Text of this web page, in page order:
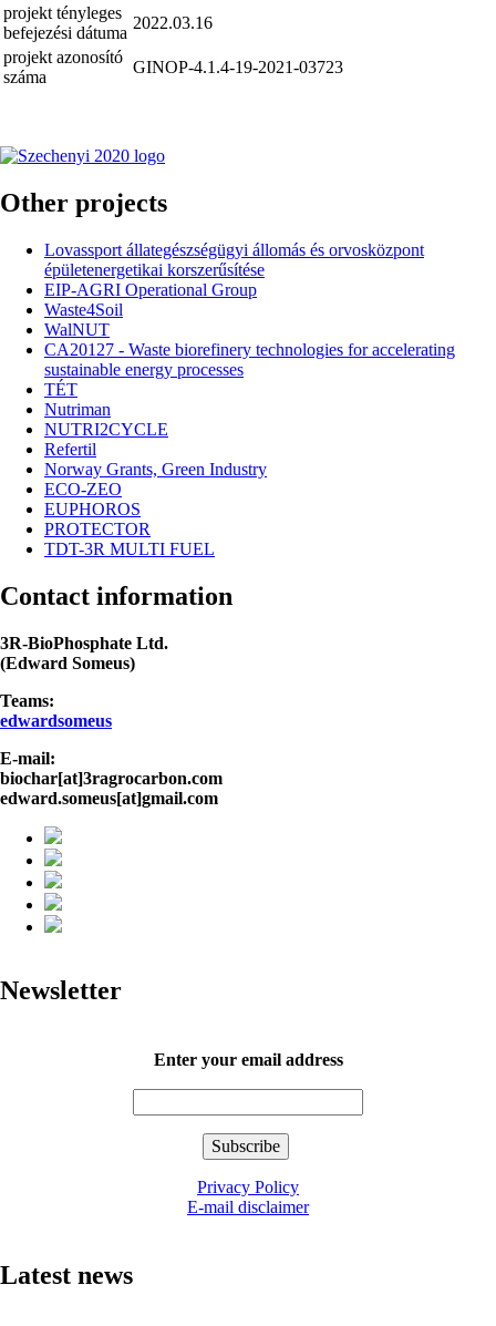
projekt tényleges
befejezési dátuma
2022.03.16
projekt azonosító
száma
GINOP-4.1.4-19-2021-03723
Other projects
Lovassport állategészségügyi állomás és orvosközpont
épületenergetikai korszerűsítése
EIP-AGRI Operational Group
Waste4Soil
WalNUT
CA20127 - Waste biorefinery technologies for accelerating
sustainable energy processes
TÉT
Nutriman
NUTRI2CYCLE
Refertil
Norway Grants, Green Industry
ECO-ZEO
EUPHOROS
PROTECTOR
TDT-3R MULTI FUEL
Contact information
3R-BioPhosphate Ltd.
(Edward Someus)
Teams:
edwardsomeus
E-mail:
biochar[at]3ragrocarbon.com
edward.someus[at]gmail.com
Newsletter
Enter your email address
Privacy Policy
E-mail disclaimer
Latest news